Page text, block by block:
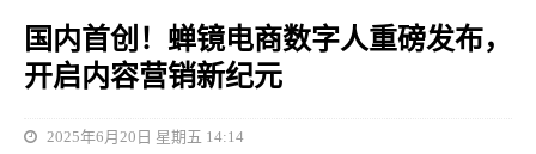
国内首创！蝉镜电商数字人重磅发布，
开启内容营销新纪元
2025年6月20日 星期五 14:14